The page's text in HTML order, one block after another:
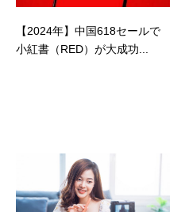
【2024年】中国618セールで
小紅書（RED）が大成功...